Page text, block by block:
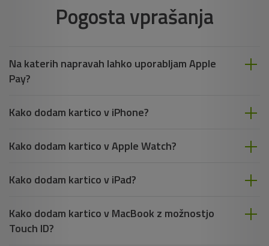
Pogosta vprašanja
Na katerih napravah lahko uporabljam Apple
Pay?
Kako dodam kartico v iPhone?
Kako dodam kartico v Apple Watch?
Kako dodam kartico v iPad?
Kako dodam kartico v MacBook z možnostjo
Touch ID‎?